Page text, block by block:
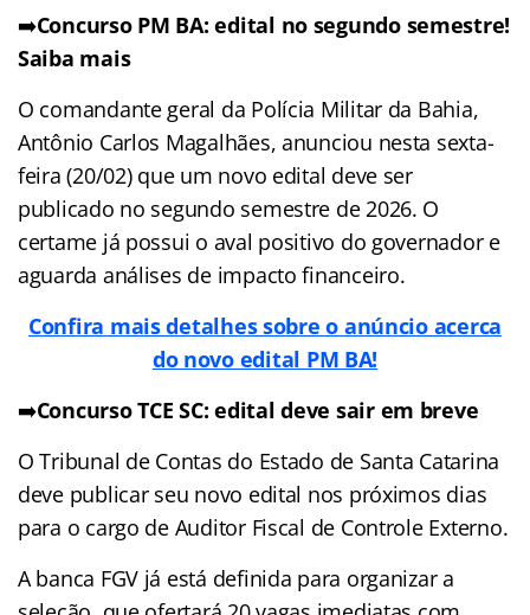
➡️Concurso PM BA: edital no segundo semestre!
Saiba mais
O comandante geral da Polícia Militar da Bahia,
Antônio Carlos Magalhães, anunciou nesta sexta-
feira (20/02) que um novo edital deve ser
publicado no segundo semestre de 2026. O
certame já possui o aval positivo do governador e
aguarda análises de impacto financeiro.
Confira mais detalhes sobre o anúncio acerca
do novo edital PM BA!
➡️Concurso TCE SC: edital deve sair em breve
O Tribunal de Contas do Estado de Santa Catarina
deve publicar seu novo edital nos próximos dias
para o cargo de Auditor Fiscal de Controle Externo.
A banca FGV já está definida para organizar a